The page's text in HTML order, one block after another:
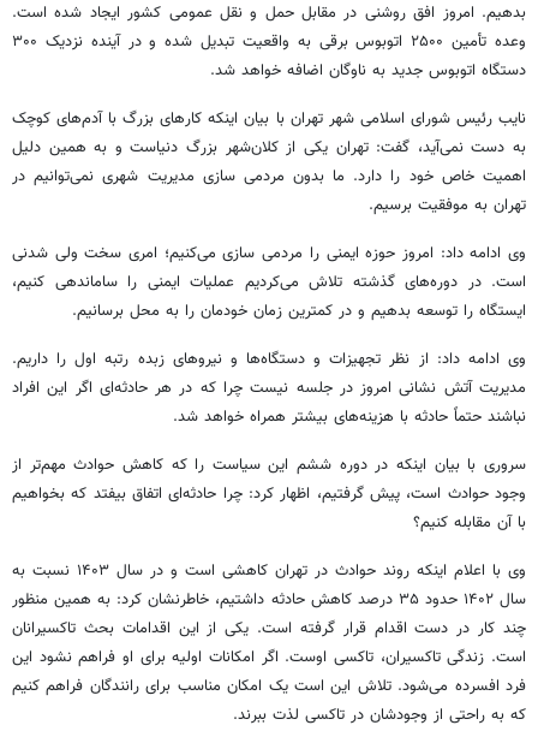
بدهیم. امروز افق روشنی در مقابل حمل و نقل عمومی کشور ایجاد شدهاست.
وعده تأمین ۲۵۰۰ اتوبوس
برقی
به واقعیت تبدیل شده و در آینده نزدیک ۳۰۰
دستگاه اتوبوس جدید به ناوگان اضافه خواهد شد.
نایب رئیس شورای اسلامی شهر تهران با بیان اینکه کارهای بزرگ با آدم‌های کوچک
به دست نمی‌آید، گفت: تهران یکی از کلان‌شهر بزرگ دنیاست و به همین دلیل
اهمیت خاص خود را دارد. ما بدون مردمی سازی مدیریت شهری نمی‌توانیم در
تهران به موفقیت برسیم.
وی ادامه داد: امروز حوزه ایمنی را مردمی سازی می‌کنیم؛ امری سخت ولی شدنی
است. در دوره‌های گذشته تلاش می‌کردیم عملیات ایمنی را ساماندهی کنیم،
ایستگاه را توسعه بدهیم و در کمترین زمان خودمان را به محل برسانیم.
وی ادامه داد: از نظر تجهیزات و دستگاه‌ها و نیروهای زبده رتبه اولرا داریم.
مدیریت آتش نشانی امروز در جلسه نیست چرا که در هر حادثه‌ای اگر این افراد
نباشند حتماً حادثه با هزینه‌های بیشتر همراه خواهد شد.
سروری با بیان اینکه در دوره ششم این سیاست را که کاهش حوادث مهم‌تر از
وجود حوادث است، پیش گرفتیم، اظهار کرد: چرا حادثه‌ای اتفاق بیفتد که بخواهیم
با آن مقابله کنیم؟
وی با اعلام اینکه روند حوادث در تهران کاهشی
است و در سال ۱۴۰۳ نسبت به
سال ۱۴۰۲ حدود ۳۵ درصد کاهش حادثه داشتیم، خاطرنشان کرد: به همین منظور
چند کار در دست اقدام قرار گرفته است. یکی از این اقدامات بحث تاکسیرانان
است. زندگی تاکسیران، تاکسی اوست. اگر امکانات اولیه برای او فراهم نشود این
فرد افسرده می‌شود. تلاش این است یک امکان مناسب برای رانندگان فراهم کنیم
که به راحتی از وجودشان در تاکسی لذت ببرند.